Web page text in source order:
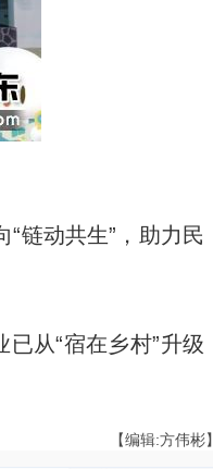
链动共生”，助力民
从“宿在乡村”升级
【编辑:方伟彬】